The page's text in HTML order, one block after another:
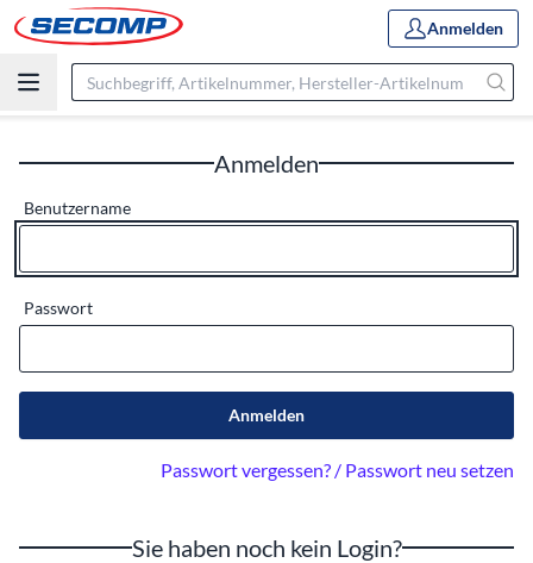
Anmelden
Anmelden
Benutzername
Passwort
Anmelden
Passwort vergessen? / Passwort neu setzen
Sie haben noch kein Login?